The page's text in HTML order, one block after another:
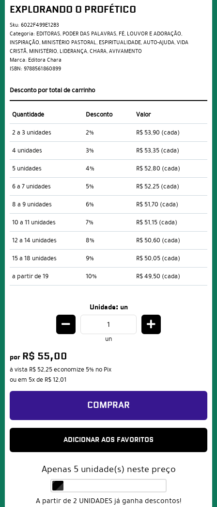
EXPLORANDO O PROFÉTICO
Sku: 6022F499E12B3
Categoria: EDITORAS, PODER DAS PALAVRAS, FÉ, LOUVOR E ADORAÇÃO,
INSPIRAÇÃO, MINISTÉRIO PASTORAL, ESPIRITUALIDADE,AUTO-AJUDA,VIDA
CRISTÃ, MINISTÉRIO, LIDERANÇA,CHARA,AVIVAMENTO
Marca: Editora Chara
ISBN: 9788561860899
Desconto por total de carrinho
Quantidade Desconto
Valor
2 a 3 unidades
2% R$ 53,90 (cada)
4 unidades
3% R$ 53,35 (cada)
5 unidades
4% R$ 52,80 (cada)
6 a 7 unidades
5% R$ 52,25 (cada)
8 a 9 unidades
6% R$ 51,70 (cada)
10 a 11 unidades
7% R$ 51,15 (cada)
12 a 14 unidades
8% R$ 50,60 (cada)
15 a 18 unidades
9% R$ 50,05 (cada)
a partir de 19
10% R$ 49,50 (cada)
Unidade: un
un
por R$ 55,00
à vista R$ 52,25economize 5% no Pix
ou em 5xde R$ 12,01
COMPRAR
ADICIONAR AOS FAVORITOS
Apenas 5 unidade(s) neste preço
A partir de 2 UNIDADES já ganha descontos!